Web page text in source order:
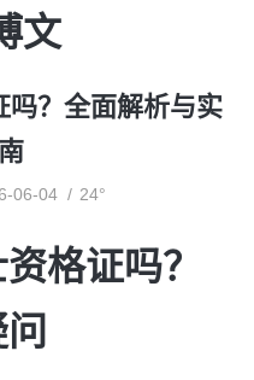
文
吗？全面解析与实
06-04 24°
格证吗？